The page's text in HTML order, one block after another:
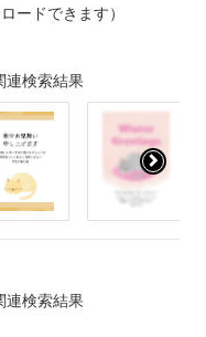
ードできます）
連検索結果
連検索結果